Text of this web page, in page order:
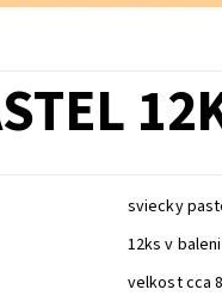
sviecky
12ks v baleni
velkost cca